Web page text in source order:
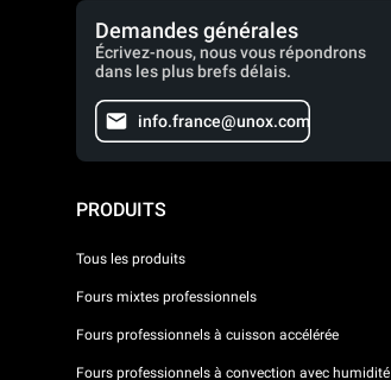
Demandes générales
Écrivez-nous, nous vous répondrons
dans les plus brefs délais.
info.france@unox.com
PRODUITS
Tous les produits
Fours mixtes professionnels
Fours professionnels à cuisson accélérée
Fours professionnels à convection avec humidité